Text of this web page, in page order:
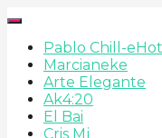
Pablo Chill-eHot
Marcianeke
Arte Elegante
Ak4:20
El Bai
Cris Mj